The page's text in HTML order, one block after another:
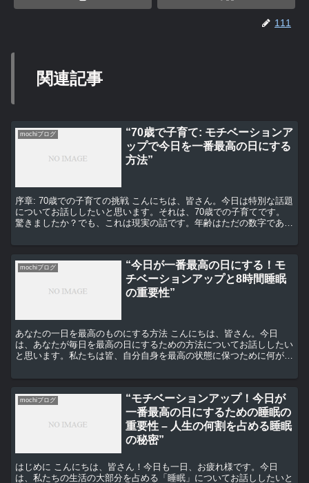
111
関連記事
mochiブログ
“70歳で子育て: モチベーションア
ップで今日を一番最高の日にする
方法”
序章: 70歳での子育ての挑戦 こんにちは、皆さん。今日は特別な話題
についてお話ししたいと思います。それは、70歳での子育てです。
驚きましたか？でも、これは現実の話です。年齢はただの数字であ
mochiブログ
“今日が一番最高の日にする！モ
チベーションアップと8時間睡眠
の重要性”
あなたの一日を最高のものにする方法 こんにちは、皆さん。今日
は、あなたが毎日を最高の日にするための方法についてお話ししたい
と思います。私たちは皆、自分自身を最高の状態に保つために何が必
mochiブログ
“モチベーションアップ！今日が
一番最高の日にするための睡眠の
重要性 – 人生の何割を占める睡眠
の秘密”
はじめに こんにちは、皆さん！今日も一日、お疲れ様です。今日
は、私たちの生活の大部分を占める「睡眠」についてお話ししたいと